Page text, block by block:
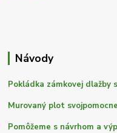
Návody
Pokládka zámkovej dlažby
Murovaný plot svojpomocne
Pomôžeme s návrhom a